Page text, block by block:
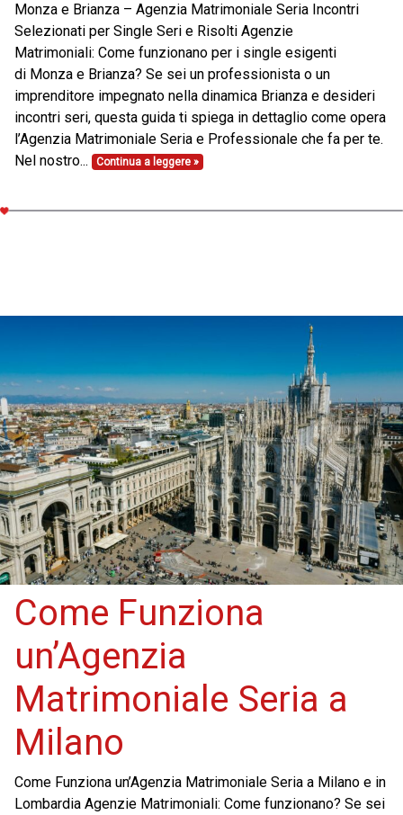
Monza e Brianza – Agenzia Matrimoniale Seria Incontri
Selezionati per Single Seri e Risolti Agenzie
Matrimoniali: Come funzionano per i single esigenti
di Monza e Brianza? Se sei un professionista o un
imprenditore impegnato nella dinamica Brianza e desideri
incontri seri, questa guida ti spiega in dettaglio come opera
l’Agenzia Matrimoniale Seria e Professionale che fa per te.
Nel nostro...
Continua a leggere »
Come Funziona
un’Agenzia
Matrimoniale Seria a
Milano
Come Funziona un’Agenzia Matrimoniale Seria a Milano e in
Lombardia Agenzie Matrimoniali: Come funzionano? Se sei